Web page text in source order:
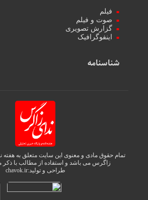
فیلم
صوت و فیلم
گزارش تصویری
اینفوگرافیک
شناسنامه
تمام حقوق مادی و معنوی این سایت متعلق به هفته
زاگرس می باشد و استفاده از مطالب با ذکر
طراحی و تولید:chavok.ir